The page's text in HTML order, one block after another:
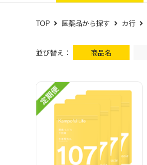
TOP 医薬品から探す カ行
並び替え： 商品名